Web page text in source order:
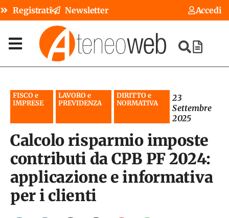
Registrati Newsletter Accedi
FISCO e
IMPRESE
LAVORO e
PREVIDENZA
DIRITTO e
NORMATIVA
23
Settembre
2025
Calcolo risparmio imposte
contributi da CPB PF 2024:
applicazione e informativa
per i clienti